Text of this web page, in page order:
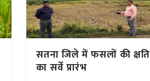
सतना जिले में फसलों की क्षति
का सर्वे प्रारंभ